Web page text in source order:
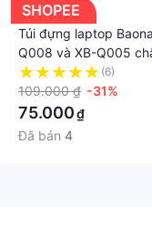
SHOPEE
Túi đựng laptop
Q008 và XB-Q005
PU - Oz220
(6)
109.000 ₫ -31%
75.000₫
Đã bán 4